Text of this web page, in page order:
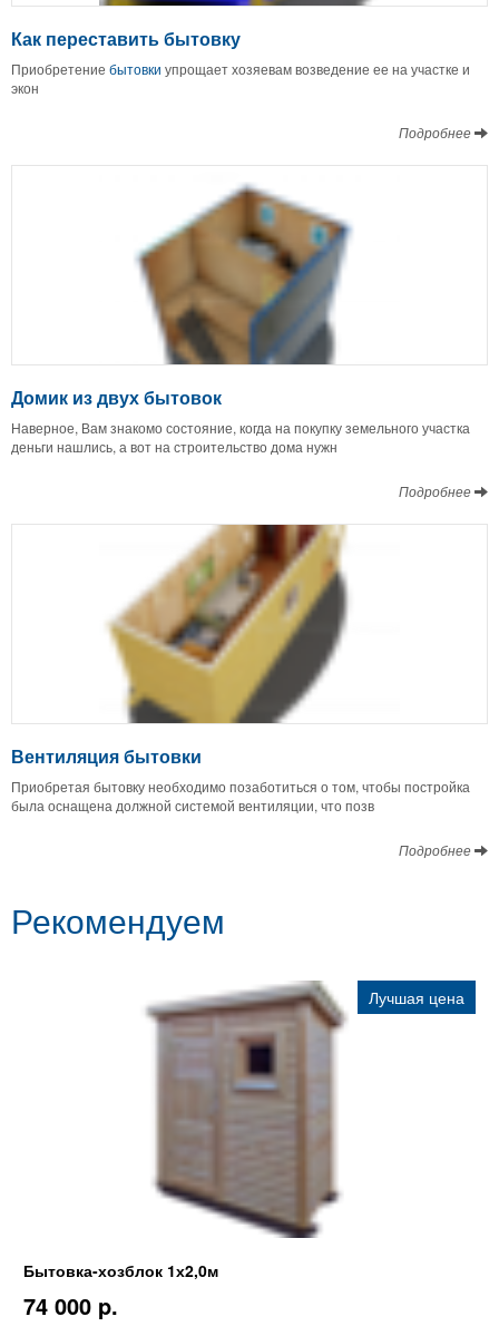
Как переставить бытовку
Приобретение бытовки упрощает хозяевам возведение ее на участке и
экон
Подробнее
Домик из двух бытовок
Наверное, Вам знакомо состояние, когда на покупку земельного участка
деньги нашлись, а вот на строительство дома нужн
Подробнее
Вентиляция бытовки
Приобретая бытовку необходимо позаботиться о том, чтобы постройка
была оснащена должной системой вентиляции, что позв
Подробнее
Рекомендуем
Лучшая цена
Бытовка-хозблок 1х2,0м
74 000 p.